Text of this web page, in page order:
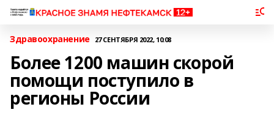
Здравоохранение 27 СЕНТЯБРЯ 2022, 10:08
Более 1200 машин скорой
помощи поступило в
регионы России